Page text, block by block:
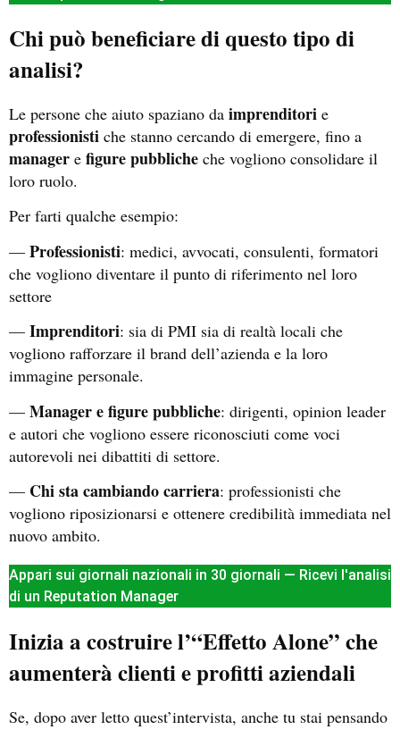
Chi può beneficiare di questo tipo di
analisi?
Le persone che aiuto spaziano da imprenditori e
professionisti che stanno cercando di emergere, fino a
manager e figure pubbliche che vogliono consolidare il
loro ruolo.
Per farti qualche esempio:
— Professionisti: medici, avvocati, consulenti, formatori
che vogliono diventare il punto di riferimento nel loro
settore
— Imprenditori: sia di PMI sia di realtà locali che
vogliono rafforzare il brand dell’azienda e la loro
immagine personale.
— Manager e figure pubbliche: dirigenti, opinion leader
e autori che vogliono essere riconosciuti come voci
autorevoli nei dibattiti di settore.
— Chi sta cambiando carriera: professionisti che
vogliono riposizionarsi e ottenere credibilità immediata nel
nuovo ambito.
Appari sui giornali nazionali in 30 giornali — Ricevi l'analisi
di un Reputation Manager
Inizia a costruire l’“Effetto Alone” che
aumenterà clienti e profitti aziendali
Se, dopo aver letto quest’intervista, anche tu stai pensando